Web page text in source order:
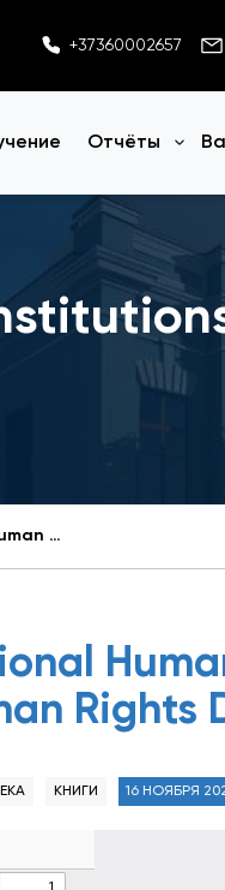
+37360002657
меню
Отчёты
National Human Rights Institutions and Human Rights Defenders
Rights
КНИГИ 16 НОЯБРЯ